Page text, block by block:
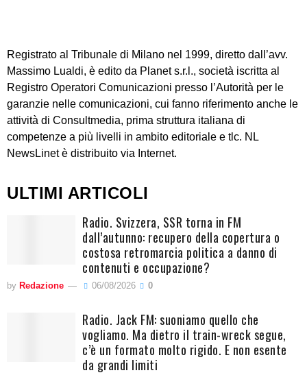
Registrato al Tribunale di Milano nel 1999, diretto dall’avv.
Massimo Lualdi, è edito da Planet s.r.l., società iscritta al
Registro Operatori Comunicazioni presso l’Autorità per le
garanzie nelle comunicazioni, cui fanno riferimento anche le
attività di Consultmedia, prima struttura italiana di
competenze a più livelli in ambito editoriale e tlc. NL
NewsLinet è distribuito via Internet.
ULTIMI ARTICOLI
Radio. Svizzera, SSR torna in FM
dall’autunno: recupero della copertura o
costosa retromarcia politica a danno di
contenuti e occupazione?
by Redazione 06/08/2026 0
Radio. Jack FM: suoniamo quello che
vogliamo. Ma dietro il train-wreck segue,
c’è un formato molto rigido. E non esente
da grandi limiti